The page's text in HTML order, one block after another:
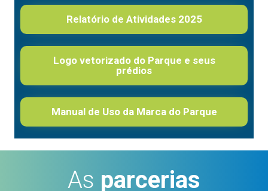
Relatório de Atividades 2025
Logo vetorizado do Parque e seus
prédios
Manual de Uso da Marca do Parque
As parcerias